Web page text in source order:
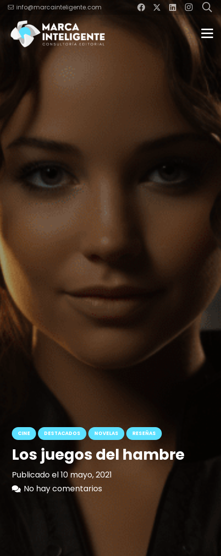
info@marcainteligente.com
CINE DESTACADOS NOVELAS RESEÑAS
Los juegos del hambre
Publicado el10 mayo, 2021
No hay comentarios